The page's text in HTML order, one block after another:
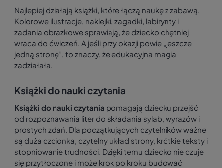
Najlepiej działają książki, które łączą naukę z zabawą.
Kolorowe ilustracje, naklejki, zagadki, labirynty i
zadania obrazkowe sprawiają, że dziecko chętniej
wraca do ćwiczeń. A jeśli przy okazji powie „jeszcze
jedną stronę”, to znaczy, że edukacyjna magia
zadziałała.
Książki do nauki czytania
Książki do nauki czytania pomagają dziecku przejść
od rozpoznawania liter do składania sylab, wyrazów i
prostych zdań. Dla początkujących czytelników ważne
są duża czcionka, czytelny układ strony, krótkie teksty i
stopniowanie trudności. Dzięki temu dziecko nie czuje
się przytłoczone i może krok po kroku budować